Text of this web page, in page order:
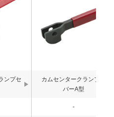
ンプセ
カムセンタークランプレ
バーA型
-